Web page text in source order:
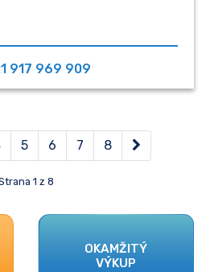
917 969 909
5 6 7 8
1 z 8
OKAMŽITÝ
VÝKUP